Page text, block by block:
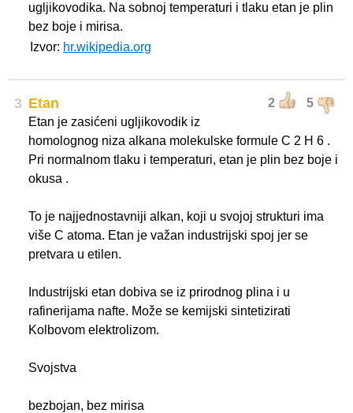
ugljikovodika. Na sobnoj temperaturi i tlaku etan je plin
bez boje i mirisa.
Izvor: hr.wikipedia.org
3 2 5
Etan
Etan je zasićeni ugljikovodik iz
homolognog niza alkana molekulske formule C 2 H 6 .
Pri normalnom tlaku i temperaturi, etan je plin bez boje i
okusa .
To je najjednostavniji alkan, koji u svojoj strukturi ima
više C atoma. Etan je važan industrijski spoj jer se
pretvara u etilen.
Industrijski etan dobiva se iz prirodnog plina i u
rafinerijama nafte. Može se kemijski sintetizirati
Kolbovom elektrolizom.
Svojstva
bezbojan, bez mirisa